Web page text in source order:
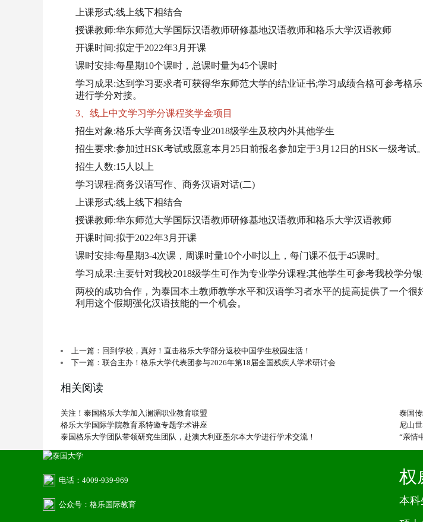
上课形式:线上线下相结合
授课教师:华东师范大学国际汉语教师研修基地汉语教师和格乐大学汉语教师
开课时间:拟定于2022年3月开课
课时安排:每星期10个课时，总课时量为45个课时
学习成果:达到学习要求者可获得华东师范大学的结业证书;学习成绩合格可参考格
进行学分对接。
3、线上中文学习学分课程奖学金项目
招生对象:格乐大学商务汉语专业2018级学生及校内外其他学生
招生要求:参加过HSK考试或愿意本月25日前报名参加定于3月12日的HSK一级考试。
招生人数:15人以上
学习课程:商务汉语写作、商务汉语对话(二)
上课形式:线上线下相结合
授课教师:华东师范大学国际汉语教师研修基地汉语教师和格乐大学汉语教师
开课时间:拟于2022年3月开课
课时安排:每星期3-4次课，周课时量10个小时以上，每门课不低于45课时。
学习成果:主要针对我校2018级学生可作为专业学分课程:其他学生可参考我校学分
两校的成功合作，为泰国本土教师教学水平和汉语学习者水平的提高提供了一个
利用这个假期强化汉语技能的一个机会。
上一篇：回到学校，真好！直击格乐大学部分返校中国学生校园生活！
下一篇：联合主办！格乐大学代表团参与2026年第18届全国残疾人学术研讨会
相关阅读
关注！泰国格乐大学加入澜湄职业教育联盟
泰国
格乐大学国际学院教育系特邀专题学术讲座
尼山
泰国格乐大学团队带领研究生团队，赴澳大利亚墨尔本大学进行学术交流！
“亲情
电话：4009-939-969
公众号：格乐国际教育
权
本科